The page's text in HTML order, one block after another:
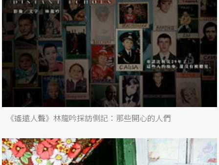
《遙遠人聲》林龍吟採訪側記：那些開心的人們